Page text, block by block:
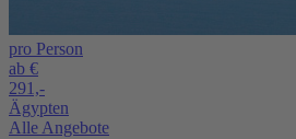
pro Person
ab €
291,-
Ägypten
Alle Angebote